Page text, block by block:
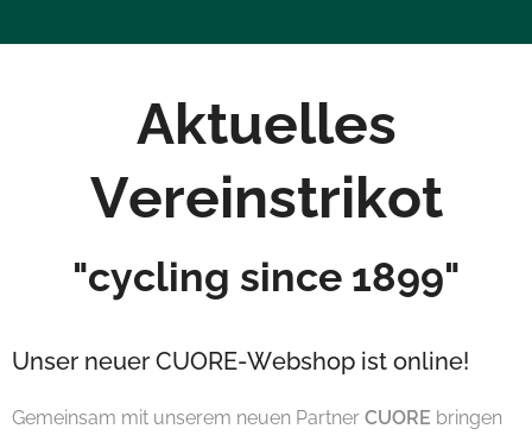
Aktuelles
Vereinstrikot
"cycling since 1899"
Unser neuer CUORE-Webshop ist online! 🚴‍♂️
Gemeinsam mit unserem neuen Partner CUORE bringen